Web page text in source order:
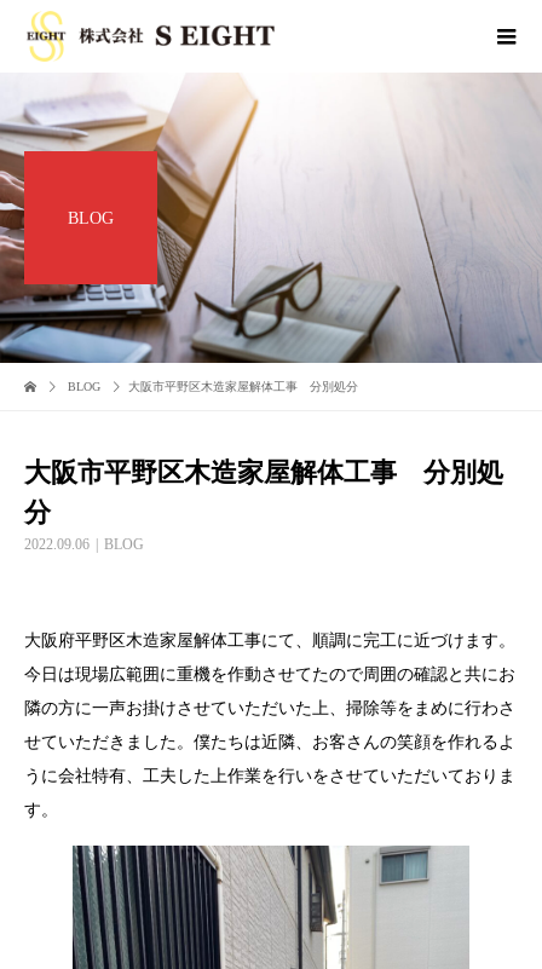
BLOG
BLOG 大阪市平野区木造家屋解体工事 分別処分
大阪市平野区木造家屋解体工事 分別処
分
2022.09.06 BLOG
大阪府平野区木造家屋解体工事にて、順調に完工に近づけます。
今日は現場広範囲に重機を作動させてたので周囲の確認と共にお
隣の方に一声お掛けさせていただいた上、掃除等をまめに行わさ
せていただきました。僕たちは近隣、お客さんの笑顔を作れるよ
うに会社特有、工夫した上作業を行いをさせていただいておりま
す。